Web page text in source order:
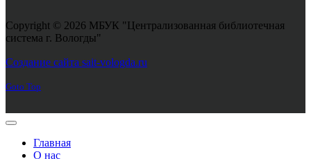
Copyright © 2026 МБУК "Централизованная библиотечная
система г. Вологды"
Создание сайта sait-vologda.ru
Goto Top
Главная
О нас